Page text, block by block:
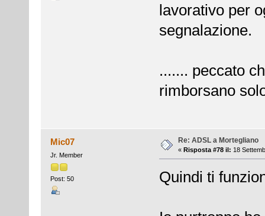
lavorativo per
segnalazione.
....... peccato
rimborsano
Mic07
Jr. Member
Post: 50
Re: ADSL a Mortegliano
« Risposta #78 il: 18
Quindi ti